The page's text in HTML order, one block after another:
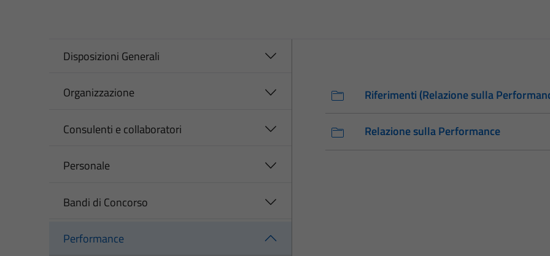
Disposizioni Generali
Organizzazione
Consulenti e collaboratori
Personale
Bandi di Concorso
Performance
Riferimenti (Relazione sulla
Relazione sulla Performance